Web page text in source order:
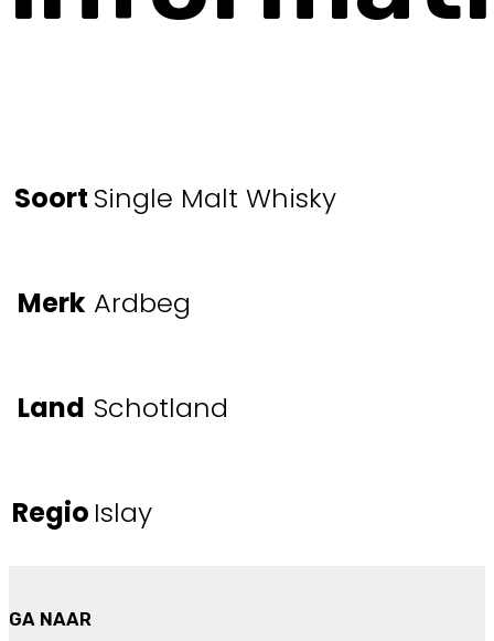
Soort Single Malt Whisky
Merk Ardbeg
Land Schotland
Regio Islay
GA NAAR